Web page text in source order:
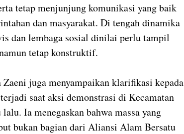
tetap menjunjung komunikasi yang baik
dan masyarakat. Di tengah dinamika
dan lembaga sosial dinilai perlu tampil
tetap konstruktif.
juga menyampaikan klarifikasi kepada
saat aksi demonstrasi di Kecamatan
Ia menegaskan bahwa massa yang
bukan bagian dari Aliansi Alam Bersatu